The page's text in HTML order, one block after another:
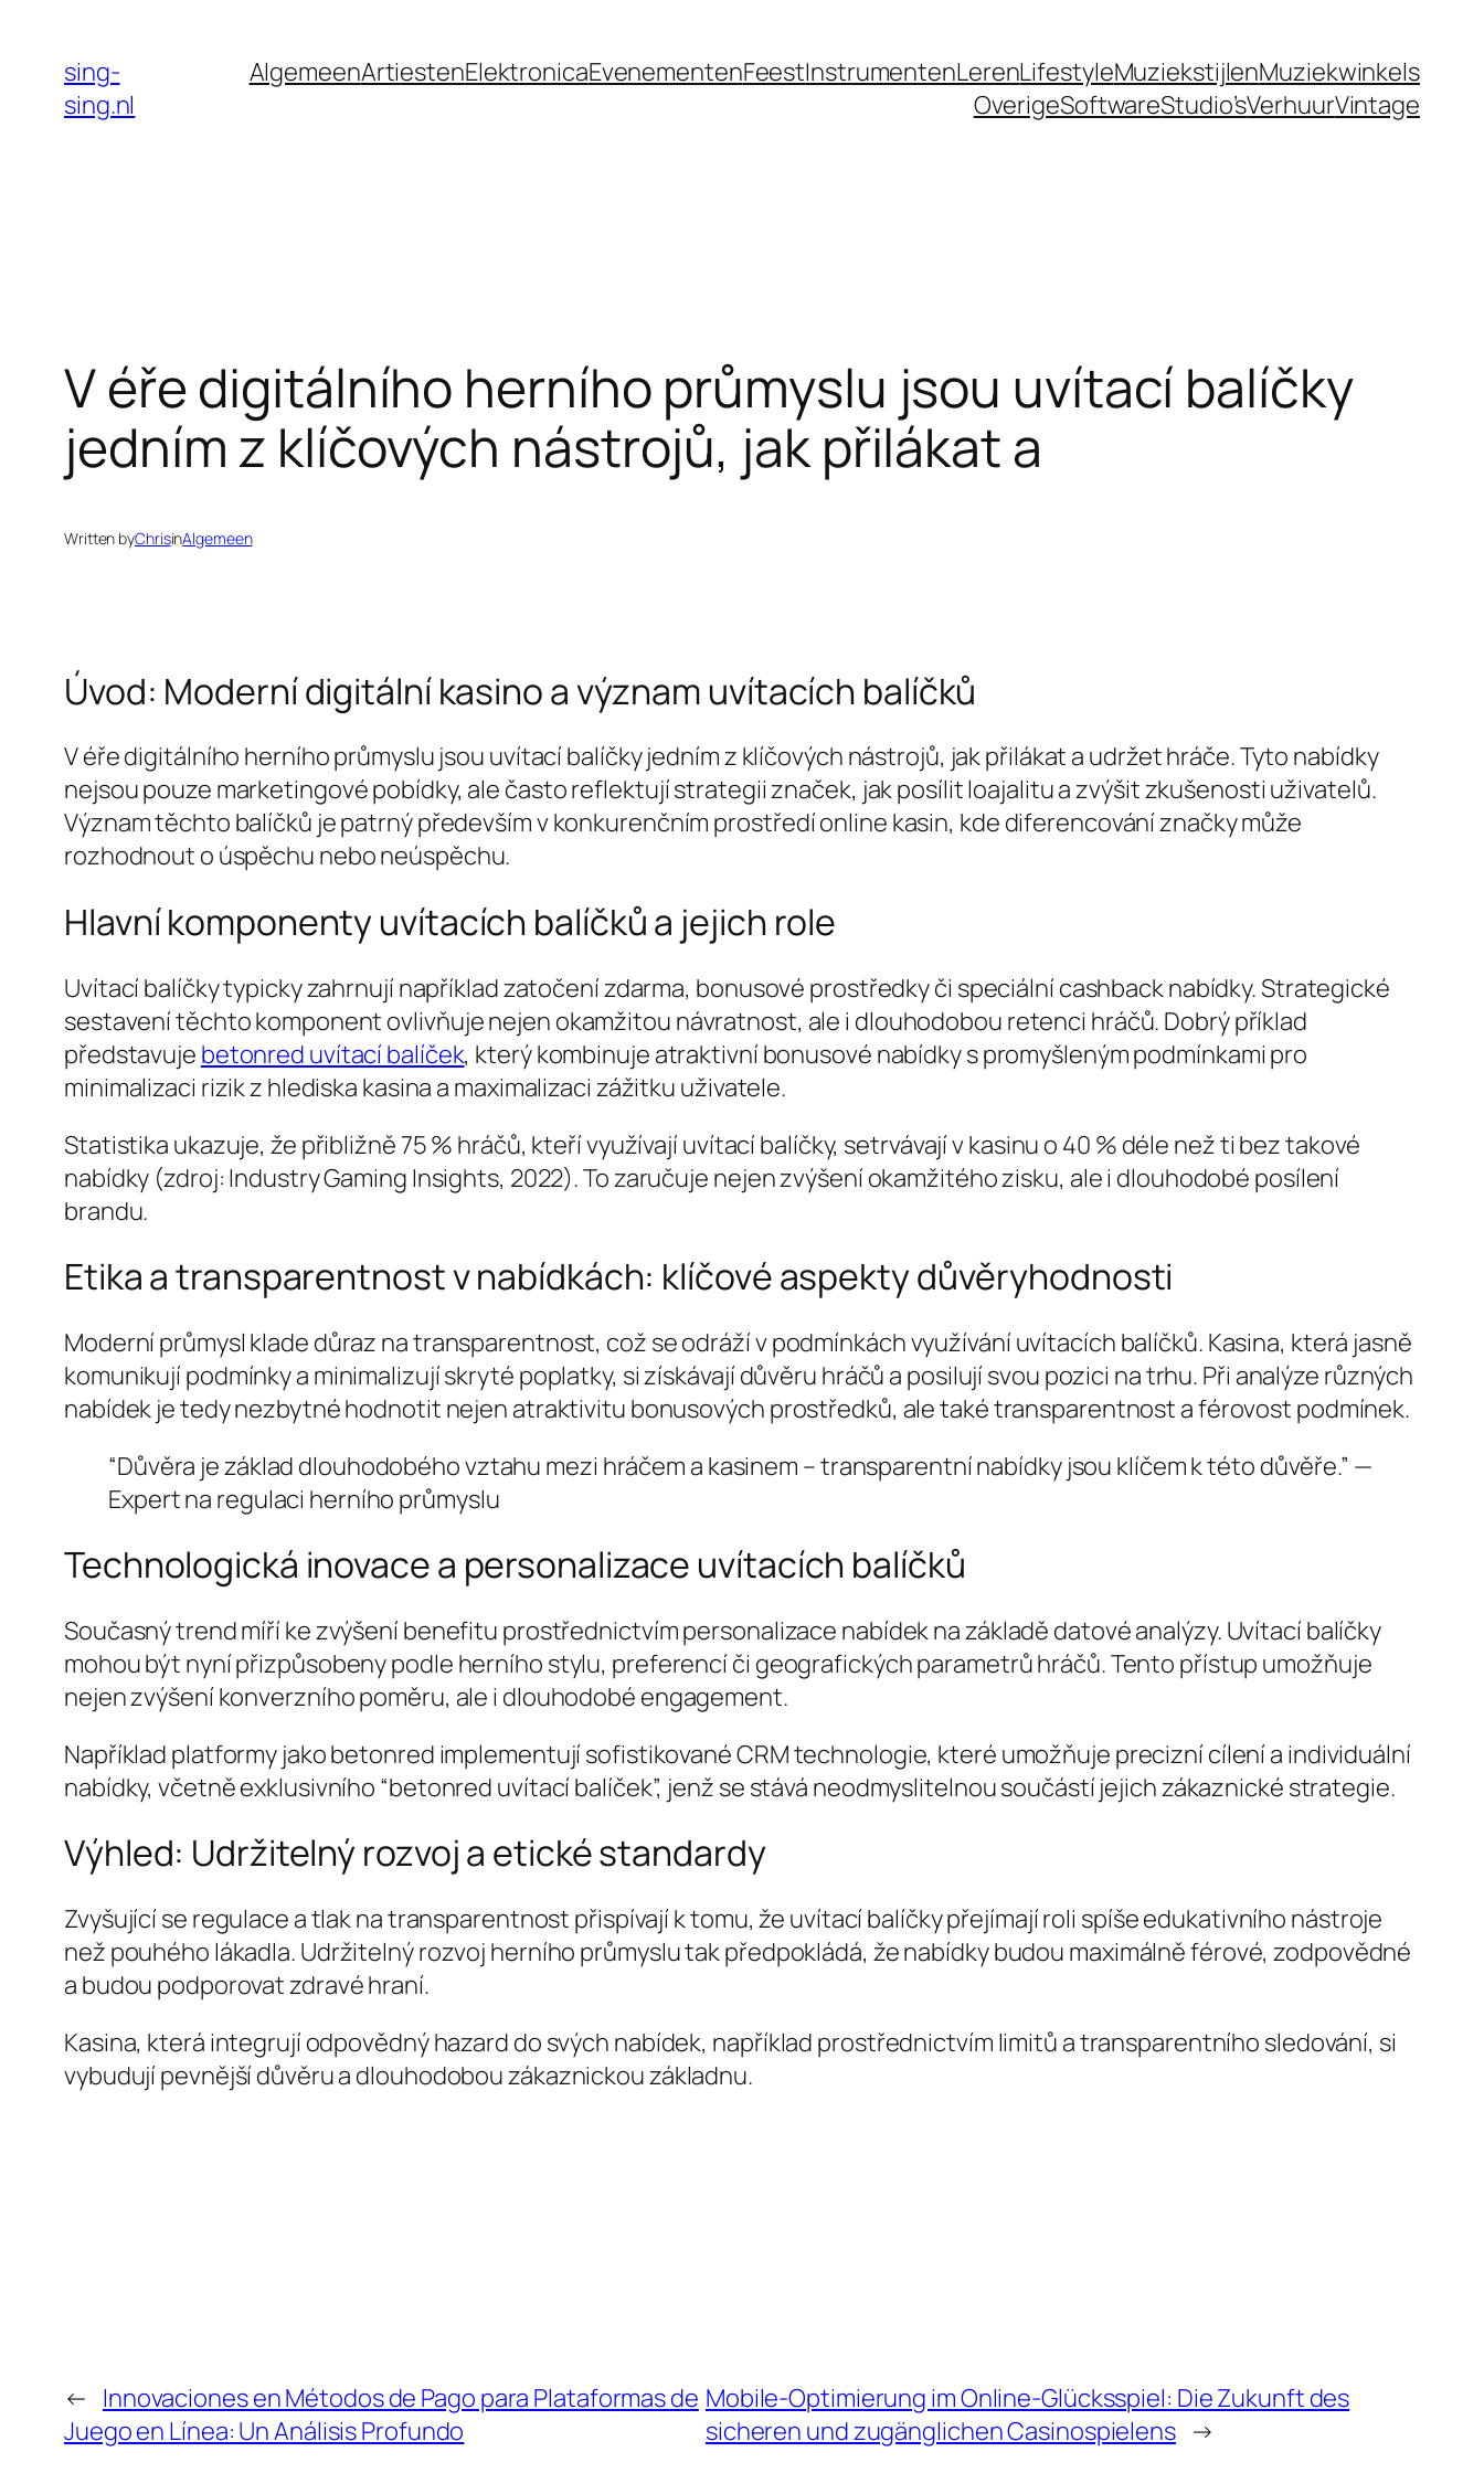
content
sing-
sing.nl
AlgemeenArtiestenElektronicaEvenementenFeestInstrumentenLerenLifestyleMuziekstijlenMuziekwinkels
OverigeSoftwareStudio’sVerhuurVintage
V éře digitálního herního průmyslu jsou uvítací balíčky
jedním z klíčových nástrojů, jak přilákat a
Written byChrisinAlgemeen
Úvod: Moderní digitální kasino a význam uvítacích balíčků
V éře digitálního herního průmyslu jsou uvítací balíčky jedním z klíčových nástrojů, jak přilákat a udržet hráče. Tyto nabídky
nejsou pouze marketingové pobídky, ale často reflektují strategii značek, jak posílit loajalitu a zvýšit zkušenosti uživatelů.
Význam těchto balíčků je patrný především v konkurenčním prostředí online kasin, kde diferencování značky může
rozhodnout o úspěchu nebo neúspěchu.
Hlavní komponenty uvítacích balíčků a jejich role
Uvítací balíčky typicky zahrnují například zatočení zdarma, bonusové prostředky či speciální cashback nabídky.Strategické
sestavení těchto komponent ovlivňuje nejen okamžitou návratnost, ale i dlouhodobou retenci hráčů. Dobrý příklad
představuje betonred uvítací balíček, který kombinuje atraktivní bonusové nabídky s promyšleným podmínkami pro
minimalizaci rizik z hlediska kasina a maximalizaci zážitku uživatele.
Statistika ukazuje, že přibližně 75 % hráčů, kteří využívají uvítací balíčky, setrvávají v kasinu o 40 % déle než ti bez takové
nabídky (zdroj: Industry Gaming Insights, 2022). To zaručuje nejen zvýšení okamžitého zisku, ale i dlouhodobé posílení
brandu.
Etika a transparentnost v nabídkách: klíčové aspekty důvěryhodnosti
Moderní průmysl klade důraz na transparentnost, což se odráží v podmínkách využívání uvítacích balíčků. Kasina, která jasně
komunikují podmínky a minimalizují skryté poplatky, si získávají důvěru hráčů a posilují svou pozici na trhu. Při analýze různých
nabídek je tedy nezbytné hodnotit nejen atraktivitu bonusových prostředků, ale také transparentnost a férovost podmínek.
“Důvěra je základ dlouhodobého vztahu mezi hráčem a kasinem – transparentní nabídky jsou klíčem k této důvěře.” —
Expert na regulaci herního průmyslu
Technologická inovace a personalizace uvítacích balíčků
Současný trend míří ke zvýšení benefitu prostřednictvím personalizace nabídek na základě datové analýzy. Uvítací balíčky
mohou být nyní přizpůsobeny podle herního stylu, preferencí či geografických parametrů hráčů. Tento přístup umožňuje
nejen zvýšení konverzního poměru, ale i dlouhodobé engagement.
Například platformy jako betonred implementují sofistikované CRM technologie, které umožňuje precizní cílení a individuální
nabídky, včetně exklusivního “betonred uvítací balíček”, jenž se stává neodmyslitelnou součástí jejich zákaznické strategie.
Výhled: Udržitelný rozvoj a etické standardy
Zvyšující se regulace a tlak na transparentnost přispívají k tomu, že uvítací balíčky přejímají roli spíše edukativního nástroje
než pouhého lákadla. Udržitelný rozvoj herního průmyslu tak předpokládá, že nabídky budou maximálně férové, zodpovědné
a budou podporovat zdravé hraní.
Kasina, která integrují odpovědný hazard do svých nabídek, například prostřednictvím limitů a transparentního sledování, si
vybudují pevnější důvěru a dlouhodobou zákaznickou základnu.
← Innovaciones en Métodos de Pago para Plataformas de
Juego en Línea: Un Análisis Profundo
Mobile-Optimierung im Online-Glücksspiel: Die Zukunft des
sicheren und zugänglichen Casinospielens →